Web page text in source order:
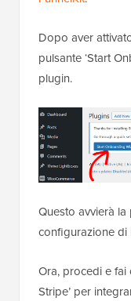
Dopo aver
pulsante ‘Start
plugin.
Questo avvierà
configurazione di
Ora, procedi e fai
Stripe’ per